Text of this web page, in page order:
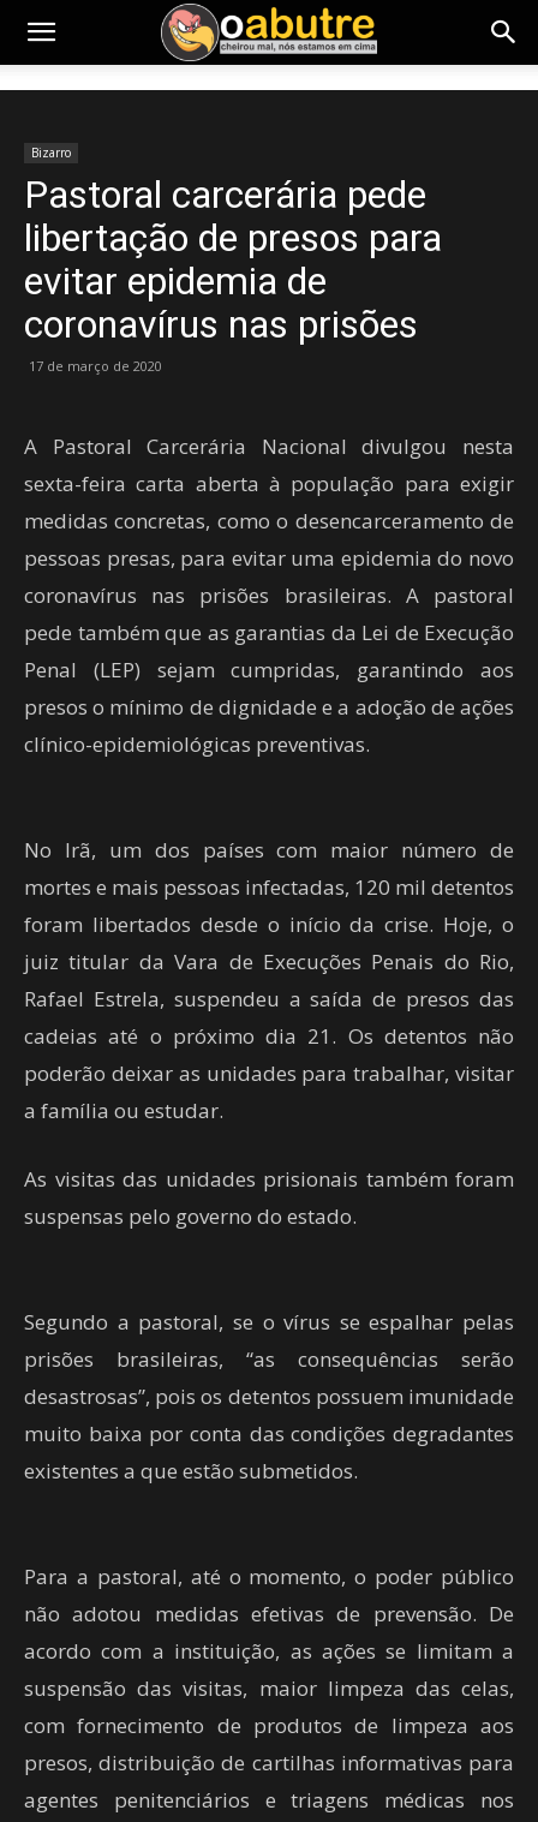
Bizarro
Pastoral carcerária pede
libertação de presos para
evitar epidemia de
coronavírus nas prisões
17 de março de 2020
A Pastoral Carcerária Nacional divulgou nesta
sexta-feira carta aberta à população para exigir
medidas concretas, como o desencarceramento de
pessoas presas, para evitar uma epidemia do novo
coronavírus nas prisões brasileiras. A pastoral
pede também que as garantias da Lei de Execução
Penal (LEP) sejam cumpridas, garantindo aos
presos o mínimo de dignidade e a adoção de ações
clínico-epidemiológicas preventivas.
No Irã, um dos países com maior número de
mortes e mais pessoas infectadas, 120 mil detentos
foram libertados desde o início da crise. Hoje, o
juiz titular da Vara de Execuções Penais do Rio,
Rafael Estrela, suspendeu a saída de presos das
cadeias até o próximo dia 21. Os detentos não
poderão deixar as unidades para trabalhar, visitar
a família ou estudar.
As visitas das unidades prisionais também foram
suspensas pelo governo do estado.
Segundo a pastoral, se o vírus se espalhar pelas
prisões brasileiras, “as consequências serão
desastrosas”, pois os detentos possuem imunidade
muito baixa por conta das condições degradantes
existentes a que estão submetidos.
Para a pastoral, até o momento, o poder público
não adotou medidas efetivas de prevensão. De
acordo com a instituição, as ações se limitam a
suspensão das visitas, maior limpeza das celas,
com fornecimento de produtos de limpeza aos
presos, distribuição de cartilhas informativas para
agentes penitenciários e triagens médicas nos